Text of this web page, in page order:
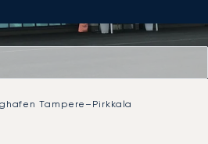
Tampere–Pirkkala